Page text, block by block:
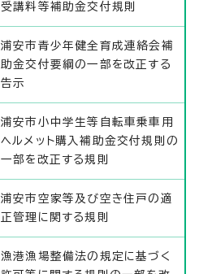
受講料等補助金交付規則
浦安市青少年健全育成連絡会補
助金交付要綱の一部を改正する
告示
浦安市小中学生等自転車乗車用
ヘルメット購入補助金交付規則の
一部を改正する規則
浦安市空家等及び空き住戸の適
正管理に関する規則
漁港漁場整備法の規定に基づく